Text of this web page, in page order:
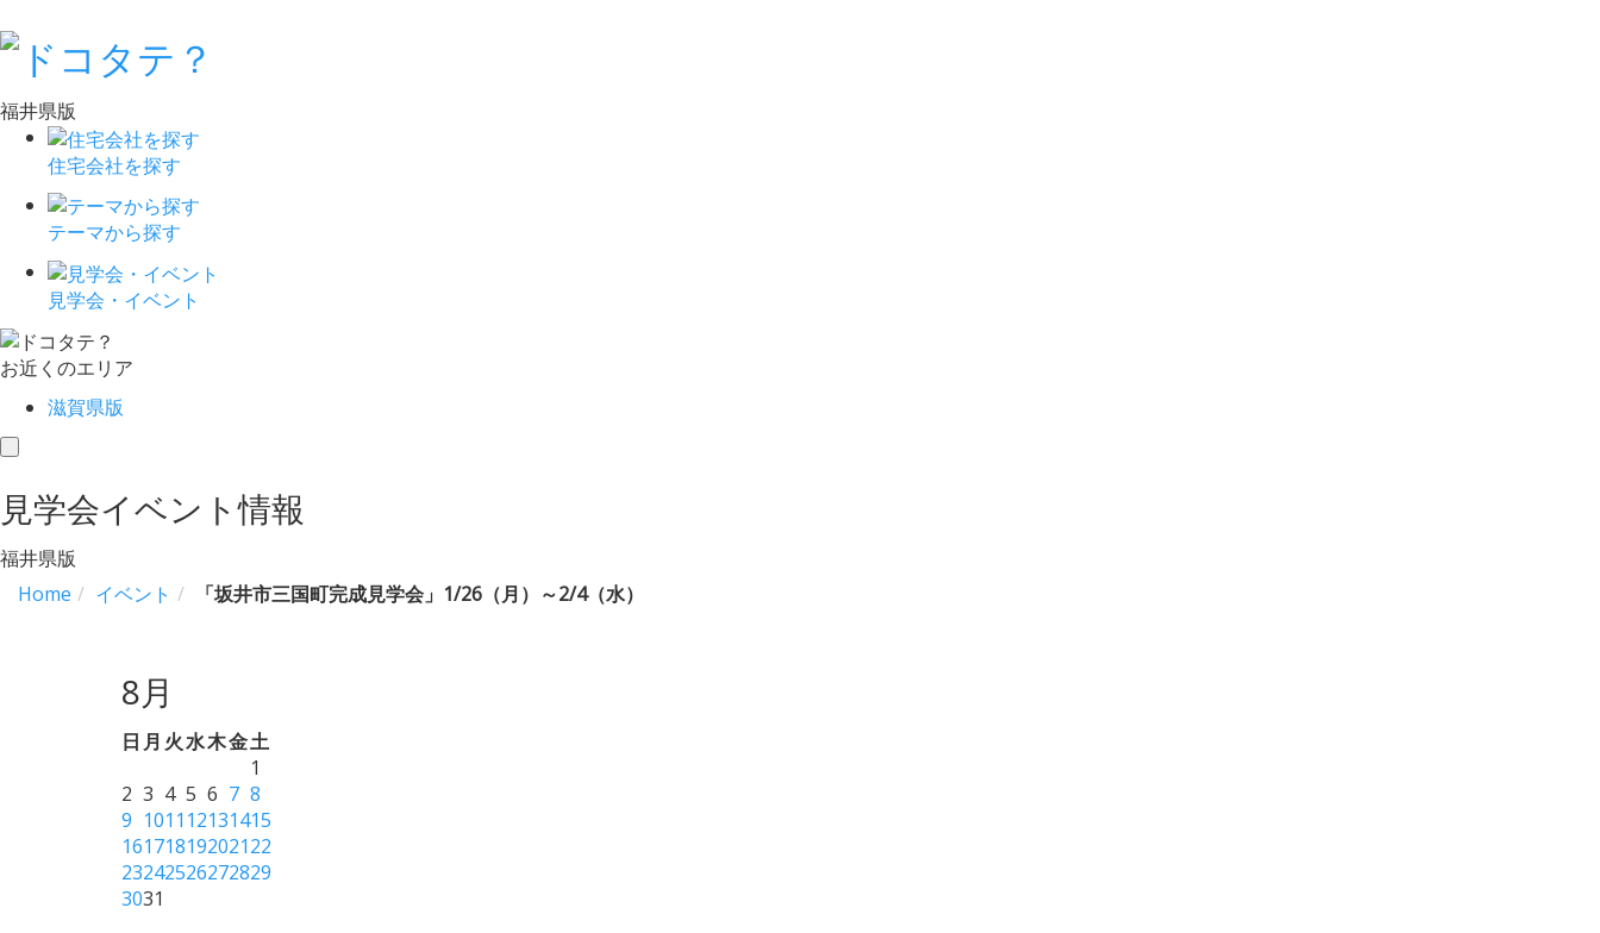
福井県版
住宅会社を探す
テーマから探す
見学会・イベント
お近くのエリア
滋賀県版
toggle
見学会イベント情報
福井県版
Home
イベント 「坂井市三国町完成見学会」1/26（月）～2/4（水）
8月
日 月 火水木金土
1
2 3 4 5 6 7 8
9 1011 12131415
16171819202122
23242526272829
3031